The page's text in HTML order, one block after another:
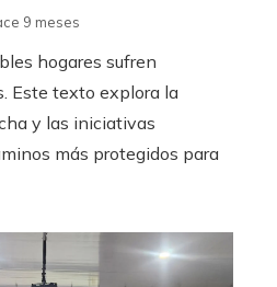
9 meses
hogares sufren
Este texto explora la
y las iniciativas
más protegidos para